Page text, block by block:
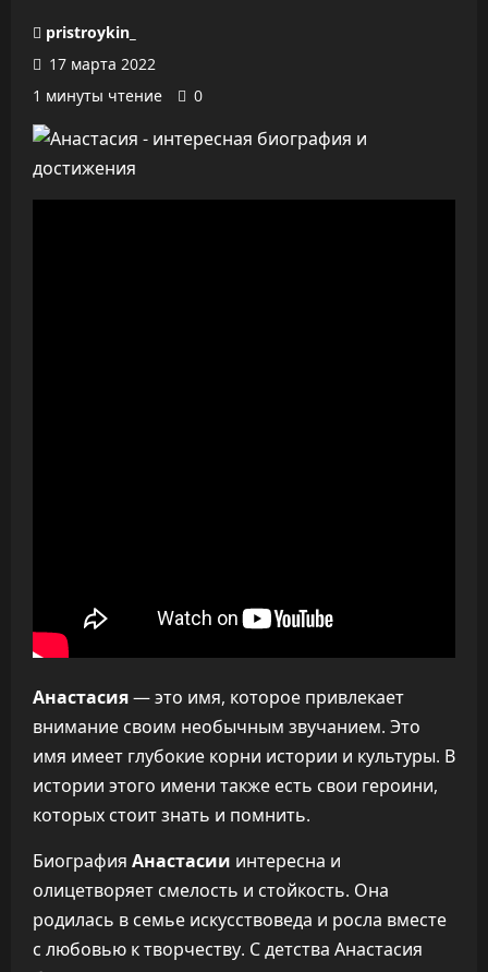
pristroykin_
17 марта 2022
1 минуты чтение
0
Анастасия— это имя, которое привлекает
внимание своим необычным звучанием. Это
имя имеет глубокие корни истории и культуры. В
истории этого имени также есть свои героини,
которых стоит знать и помнить.
Биография Анастасии интересна и
олицетворяет смелость и стойкость. Она
родилась в семье искусствоведа и росла вместе
с любовью к творчеству. С детства Анастасия